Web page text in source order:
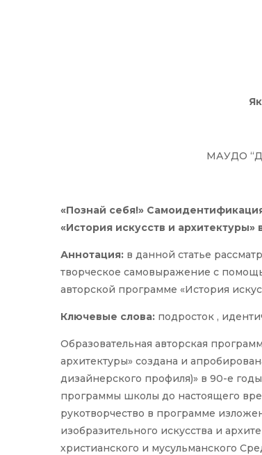
МАУДО
«Познай себя!»
«История искусств и архитектуры»
Аннотация: в данной статье
творческое самовыражение с
авторской программе «История
Ключевые слова: подросток ,
Образовательная авторская
архитектуры» создана и
дизайнерского профиля)» в 90-е
программы школы до настоящего
рукотворчество в программе
изобразительного искусства и
христианского и мусульманского